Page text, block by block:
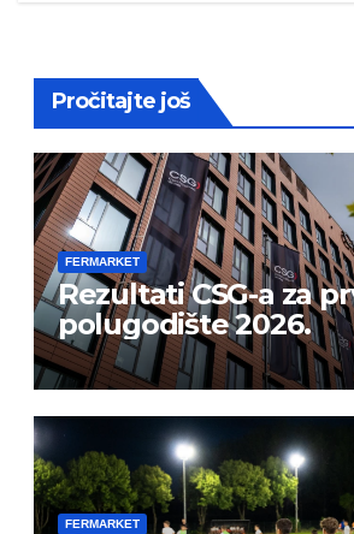
Pročitajte još
FERMARKET
Rezultati CSG-a za
polugodište 2026.
FERMARKET